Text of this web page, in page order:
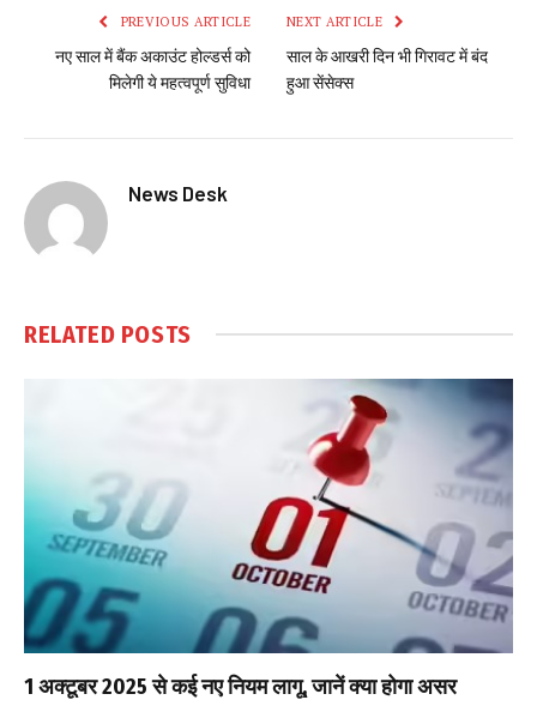
PREVIOUS ARTICLE
नए साल में बैंक अकाउंट होल्डर्स को
मिलेगी ये महत्वपूर्ण सुविधा
NEXT ARTICLE
साल के आखरी दिन भी गिरावट में बंद
हुआ सेंसेक्स
News Desk
RELATED POSTS
1 अक्टूबर 2025 से कई नए नियम लागू, जानें क्या होगा असर